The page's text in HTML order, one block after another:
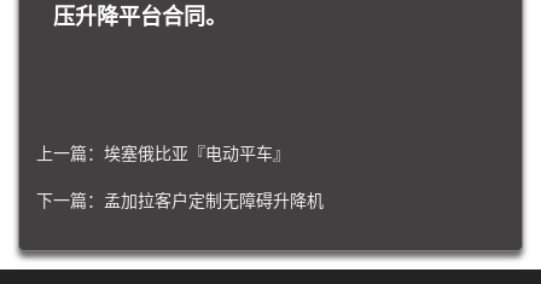
压升降平台合同。
上一篇： 埃塞俄比亚『电动平车』
下一篇： 孟加拉客户定制无障碍升降机